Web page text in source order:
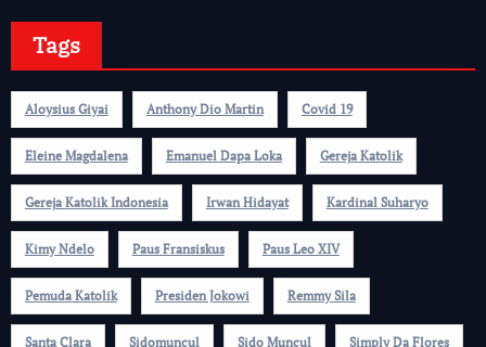
Tags
Aloysius Giyai Anthony Dio Martin Covid 19
Eleine Magdalena Emanuel Dapa Loka Gereja Katolik
Gereja Katolik Indonesia Irwan Hidayat Kardinal Suharyo
Kimy Ndelo Paus Fransiskus Paus Leo XIV
Pemuda Katolik Presiden Jokowi Remmy Sila
Santa Clara Sidomuncul Sido Muncul Simply Da Flores